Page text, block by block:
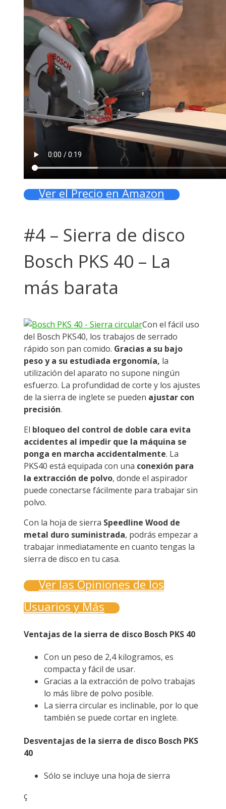
Ver el Precio en Amazon
#4 – Sierra de disco
Bosch PKS 40 – La
más barata
Con el fácil uso
del Bosch PKS40, los trabajos de serrado
rápido son pan comido. Gracias a su bajo
peso y a su estudiada ergonomía, la
utilización del aparato no supone ningún
esfuerzo. La profundidad de corte y los ajustes
de la sierra de inglete se pueden ajustar con
precisión.
El bloqueo del control de doble cara evita
accidentes al impedir que la máquina se
ponga en marcha accidentalmente. La
PKS40 está equipada con una conexión para
la extracción de polvo, donde el aspirador
puede conectarse fácilmente para trabajar sin
polvo.
Con la hoja de sierra Speedline Wood de
metal duro suministrada, podrás empezar a
trabajar inmediatamente en cuanto tengas la
sierra de disco en tu casa.
Ver las Opiniones de los
Usuarios y Más
Ventajas de la sierra de disco Bosch PKS 40
Con un peso de 2,4 kilogramos, es
compacta y fácil de usar.
Gracias a la extracción de polvo trabajas
lo más libre de polvo posible.
La sierra circular es inclinable, por lo que
también se puede cortar en inglete.
Desventajas de la sierra de disco Bosch PKS
40
Sólo se incluye una hoja de sierra
ç